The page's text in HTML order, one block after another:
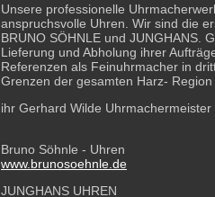
Unsere professionelle
anspruchsvolle Uhren. Wir sind die
BRUNO SÖHNLE und JUNGHANS.
Lieferung und Abholung ihrer
Referenzen als Feinuhrmacher in
Grenzen der gesamten Harz- Region
ihr Gerhard Wilde Uhrmachermeister
Bruno Söhnle - Uhren
www.brunosoehnle.de
JUNGHANS UHREN